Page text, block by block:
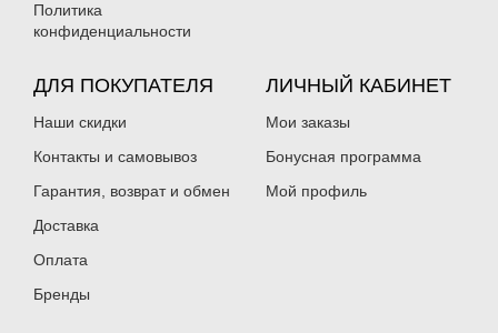
Политика
конфиденциальности
ДЛЯ ПОКУПАТЕЛЯ
Наши скидки
Контакты и самовывоз
Гарантия, возврат и обмен
Доставка
Оплата
Бренды
ЛИЧНЫЙ КАБИНЕТ
Мои заказы
Бонусная программа
Мой профиль